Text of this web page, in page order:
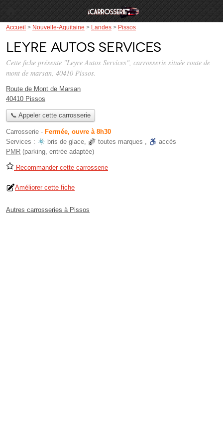
Accueil > Nouvelle-Aquitaine > Landes > Pissos
Leyre Autos Services
Cette fiche présente "Leyre Autos Services", carrosserie située route de
mont de marsan, 40410 Pissos.
Route de Mont de Marsan
40410 Pissos
📞 Appeler cette carrosserie
Carrosserie - Fermée, ouvre à 8h30
Services :
bris de glace, toutes marques ,
accès
PMR (parking, entrée adaptée)
Recommander cette carrosserie
Améliorer cette fiche
Autres carrosseries à Pissos